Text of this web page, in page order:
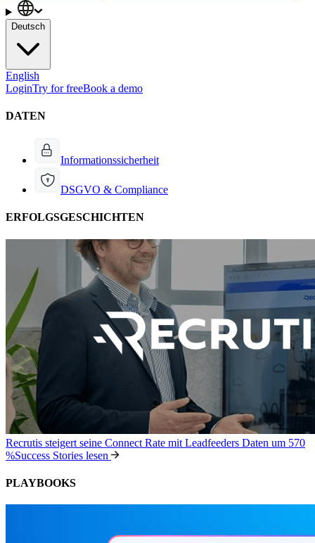
Deutsch
English
LoginTry for freeBook a demo
DATEN
Informationssicherheit
DSGVO & Compliance
ERFOLGSGESCHICHTEN
Recrutis steigert seine Connect Rate mit Leadfeeders Daten um 570
%Success Stories lesen
PLAYBOOKS